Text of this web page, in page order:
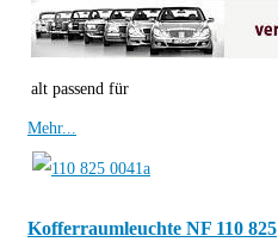
alt passend für
Mehr...
Kofferraumleuchte NF 110 825